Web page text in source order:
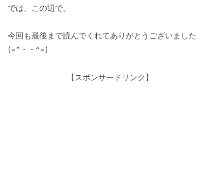
では、この辺で。
今回も最後まで読んでくれてありがとうございました
(=^・・^=)
【スポンサードリンク】